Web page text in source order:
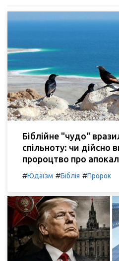
Біблійне "чудо"
спільноту: чи дійсно
пророцтво про
#Юдаїзм #Біблія #Пророк